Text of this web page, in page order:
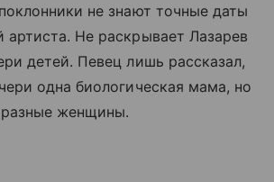
не знают точные даты
артиста. Не раскрывает Лазарев
детей. Певец лишь рассказал,
одна биологическая мама, но
женщины.